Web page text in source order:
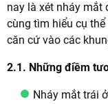
nay là xét nháy mắt
cùng tìm hiểu cụ
căn cứ vào các
2.1. Những điềm
Nháy mắt trái